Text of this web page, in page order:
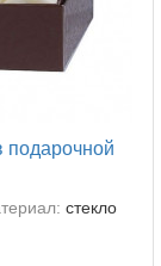
подарочной
стекло